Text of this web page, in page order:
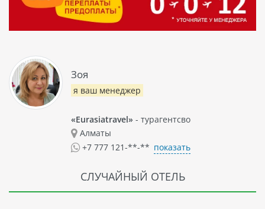
Зоя
я ваш менеджер
«Eurasiatravel» - турагентсво
Алматы
+7 777 121-**-** показать
СЛУЧАЙНЫЙ ОТЕЛЬ